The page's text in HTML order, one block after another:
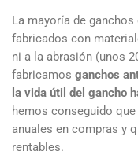
La mayoría de
fabricados con
ni a la abrasión (unos
fabricamos ganchos
la vida útil del gancho
hemos conseguido
anuales en compras y
rentables.